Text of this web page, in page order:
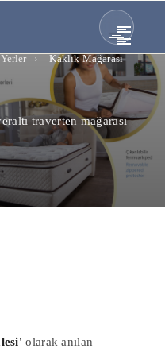
› Kaklık Mağarası
traverten mağarası
olarak anılan